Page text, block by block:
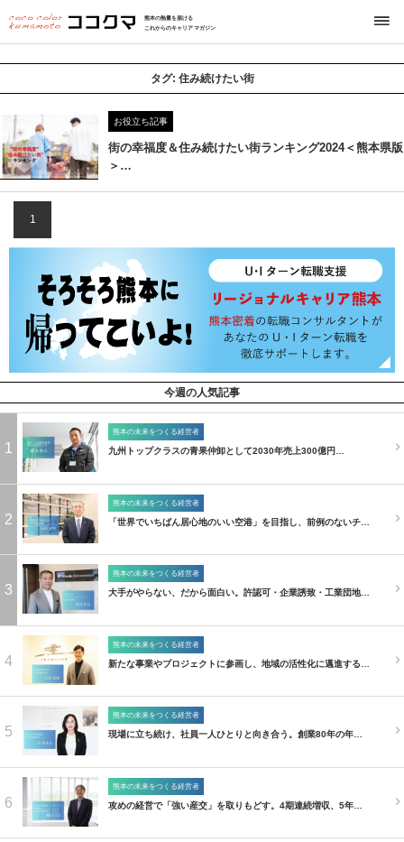
熊本の熱量を届ける
これからのキャリアマガジン
タグ: 住み続けたい街
お役立ち記事
街の幸福度＆住み続けたい街ランキング2024＜熊本県版
＞…
1
今週の人気記事
1
熊本の未来をつくる経営者
九州トップクラスの青果仲卸として2030年売上300億円…
2
熊本の未来をつくる経営者
「世界でいちばん居心地のいい空港」を目指し、前例のないチ…
3
熊本の未来をつくる経営者
大手がやらない、だから面白い。許認可・企業誘致・工業団地…
4
熊本の未来をつくる経営者
新たな事業やプロジェクトに参画し、地域の活性化に邁進する…
5
熊本の未来をつくる経営者
現場に立ち続け、社員一人ひとりと向き合う。創業80年の年…
6
熊本の未来をつくる経営者
攻めの経営で「強い産交」を取りもどす。4期連続増収、5年…